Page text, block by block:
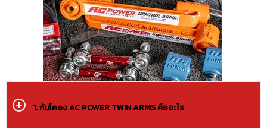
1. กันโคลง AC POWER TWIN ARMS คืออะไร